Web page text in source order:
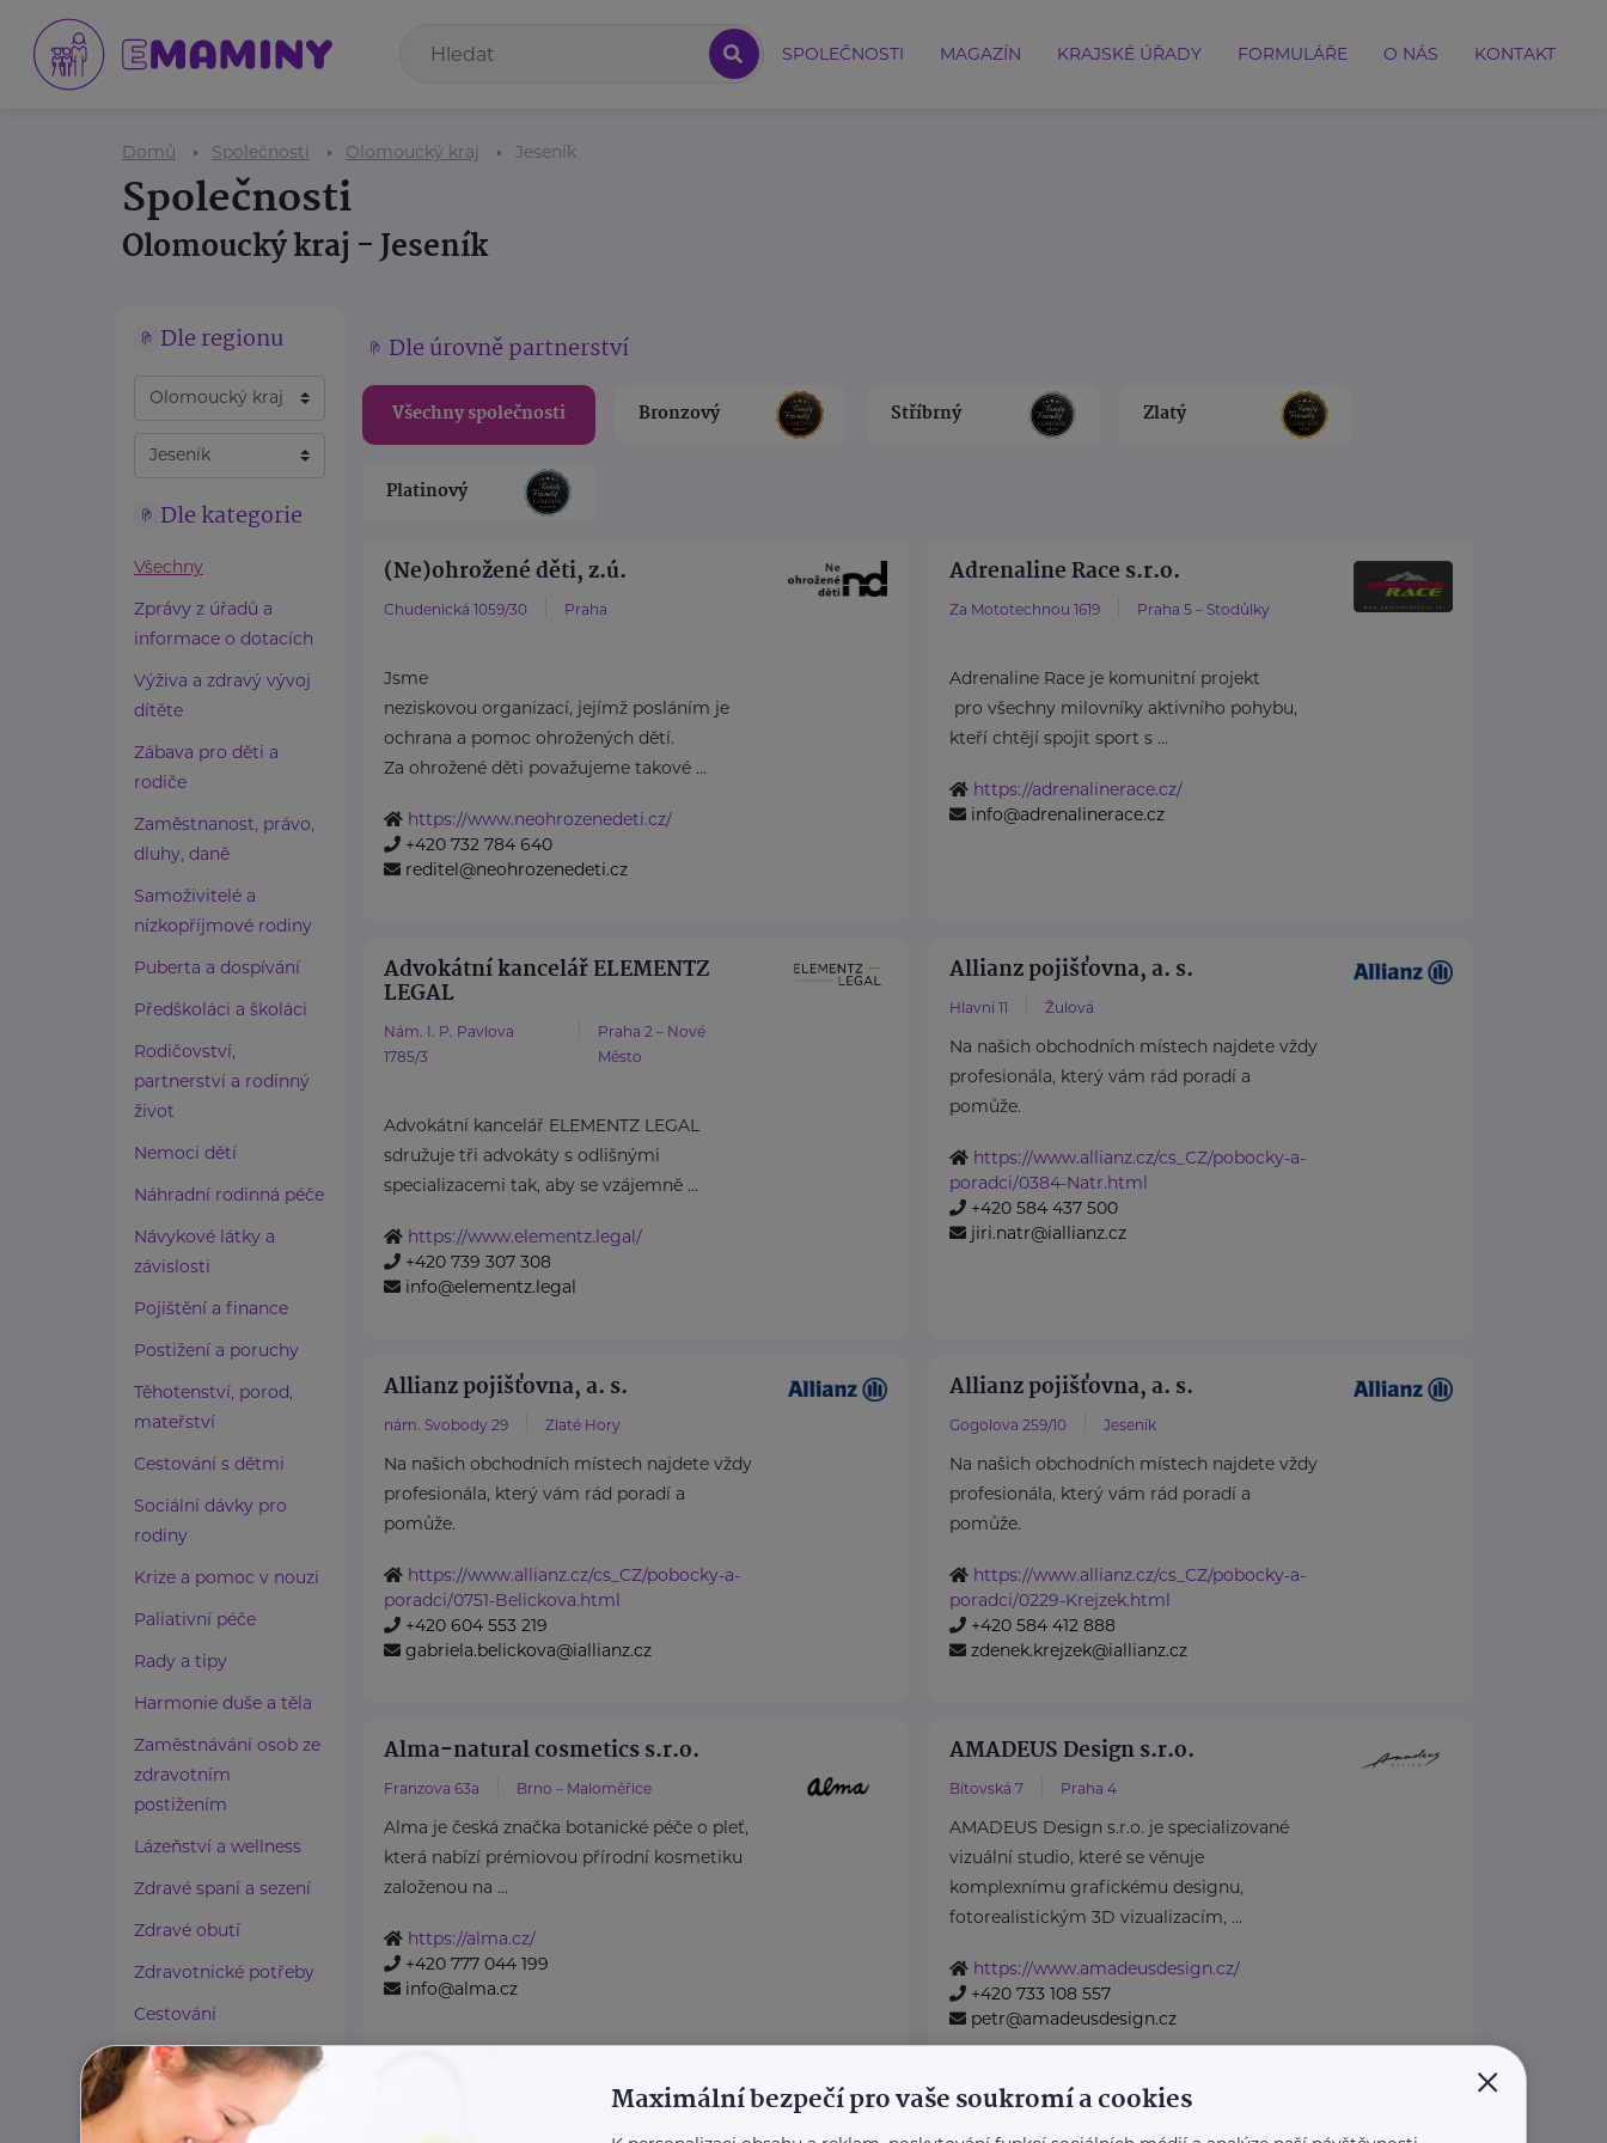
SPOLEČNOSTI MAGAZÍN KRAJSKÉ ÚŘADY FORMULÁŘE O NÁS KONTAKT
Domů Společnosti Olomoucký kraj Jeseník
Společnosti
Olomoucký kraj - Jeseník
Dle regionu
Dle kategorie
Všechny
Zprávy z úřadů a
informace o dotacích
Výživa a zdravý vývoj
dítěte
Zábava pro děti a
rodiče
Zaměstnanost, právo,
dluhy, daně
Samoživitelé a
nízkopříjmové rodiny
Puberta a dospívání
Předškoláci a školáci
Rodičovství,
partnerství a rodinný
život
Nemoci dětí
Náhradní rodinná péče
Návykové látky a
závislosti
Pojištění a finance
Postižení a poruchy
Těhotenství, porod,
mateřství
Cestování s dětmi
Sociální dávky pro
rodiny
Krize a pomoc v nouzi
Paliativní péče
Rady a tipy
Harmonie duše a těla
Zaměstnávání osob ze
zdravotním
postižením
Lázeňství a wellness
Zdravé spaní a sezení
Zdravé obutí
Zdravotnické potřeby
Cestování
Propojování generací
Dle úrovně partnerství
Všechny společnosti Bronzový Stříbrný Zlatý
Platinový
(Ne)ohrožené děti, z.ú.
Chudenická 1059/30 Praha
Jsme
neziskovou organizací, jejímž posláním je
ochrana a pomoc ohrožených dětí.
Za ohrožené děti považujeme takové ...
https://www.neohrozenedeti.cz/
+420 732 784 640
reditel@neohrozenedeti.cz
Adrenaline Race s.r.o.
Za Mototechnou 1619 Praha 5 – Stodůlky
Adrenaline Race je komunitní projekt
pro všechny milovníky aktivního pohybu,
kteří chtějí spojit sport s ...
https://adrenalinerace.cz/
info@adrenalinerace.cz
Advokátní kancelář ELEMENTZ
LEGAL
Nám. I. P. Pavlova
1785/3
Praha 2 – Nové
Město
Advokátní kancelář ELEMENTZ LEGAL
sdružuje tři advokáty s odlišnými
specializacemi tak, aby se vzájemně ...
https://www.elementz.legal/
+420 739 307 308
info@elementz.legal
Allianz pojišťovna, a. s.
Hlavní 11 Žulová
Na našich obchodních místech najdete vždy
profesionála, který vám rád poradí a
pomůže.
https://www.allianz.cz/cs_CZ/pobocky-a-
poradci/0384-Natr.html
+420 584 437 500
jiri.natr@iallianz.cz
Allianz pojišťovna, a. s.
nám. Svobody 29 Zlaté Hory
Na našich obchodních místech najdete vždy
profesionála, který vám rád poradí a
pomůže.
https://www.allianz.cz/cs_CZ/pobocky-a-
poradci/0751-Belickova.html
+420 604 553 219
gabriela.belickova@iallianz.cz
Allianz pojišťovna, a. s.
Gogolova 259/10 Jeseník
Na našich obchodních místech najdete vždy
profesionála, který vám rád poradí a
pomůže.
https://www.allianz.cz/cs_CZ/pobocky-a-
poradci/0229-Krejzek.html
+420 584 412 888
zdenek.krejzek@iallianz.cz
Alma-natural cosmetics s.r.o.
Franzova 63a Brno – Maloměřice
Alma je česká značka botanické péče o pleť,
která nabízí prémiovou přírodní kosmetiku
založenou na ...
https://alma.cz/
+420 777 044 199
info@alma.cz
AMADEUS Design s.r.o.
Bítovská 7 Praha 4
AMADEUS Design s.r.o. je specializované
vizuální studio, které se věnuje
komplexnímu grafickému designu,
fotorealistickým 3D vizualizacím, ...
https://www.amadeusdesign.cz/
+420 733 108 557
petr@amadeusdesign.cz
Apartmány Nad rybníky ×
Maximální bezpečí pro vaše soukromí a cookies